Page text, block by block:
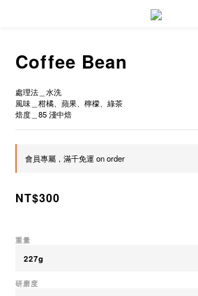
Coffee Bean
處理法＿水洗
風味＿柑橘、蘋果、檸檬、綠茶
焙度＿85 淺中焙
會員專屬，滿千免運 on order
NT$300
重量
研磨度